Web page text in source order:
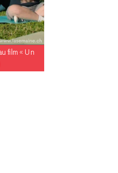
film « Un